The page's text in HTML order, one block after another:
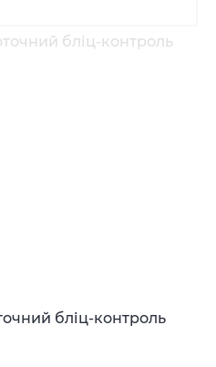
бліц-контроль
бліц-контроль